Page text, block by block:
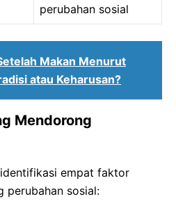
perubahan sosial
Makan Menurut
atau Keharusan?
Mendorong
empat faktor
perubahan sosial: